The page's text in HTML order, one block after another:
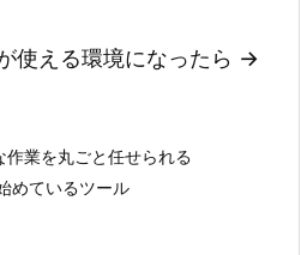
使える環境になったら →
業を丸ごと任せられる
めているツール